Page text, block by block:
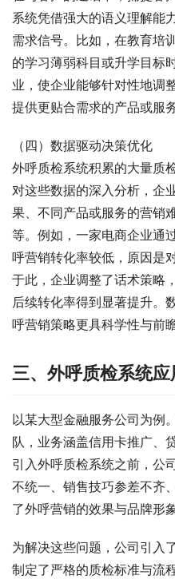
系统凭借强大的语义理解能
需求信号。比如，在教育培
的学习薄弱科目或升学目标
业，使企业能够针对性地调
提供更贴合需求的产品或服
（四）数据驱动决策优化
外呼质检系统积累的大量质
对这些数据的深入分析，企
果、不同产品或服务的营销
等。例如，一家电商企业通
呼营销转化率较低，原因是
于此，企业调整了话术策略
后续转化率得到显著提升。
呼营销策略更具科学性与前瞻
三、外呼质检系统应
以某大型金融服务公司为例
队，业务涵盖信用卡推广、
引入外呼质检系统之前，公
不统一、销售技巧参差不齐
了外呼营销的效果与品牌形象
为解决这些问题，公司引入
制定了严格的质检标准与流